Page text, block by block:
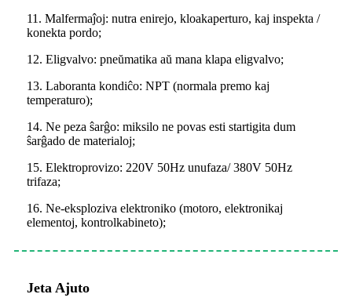
11. Malfermaĵoj: nutra enirejo, kloakaperturo, kaj inspekta /
konekta pordo;
12. Eligvalvo: pneŭmatika aŭ mana klapa eligvalvo;
13. Laboranta kondiĉo: NPT (normala premo kaj
temperaturo);
14. Ne peza ŝarĝo: miksilo ne povas esti startigita dum
ŝarĝado de materialoj;
15. Elektroprovizo: 220V 50Hz unufaza/ 380V 50Hz
trifaza;
16. Ne-eksploziva elektroniko (motoro, elektronikaj
elementoj, kontrolkabineto);
Jeta Ajuto